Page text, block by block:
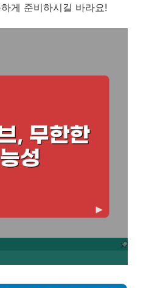
게 준비하시길 바라요!